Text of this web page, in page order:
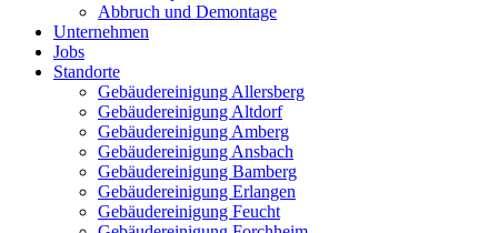
Abbruch und Demontage
Unternehmen
Jobs
Standorte
Gebäudereinigung Allersberg
Gebäudereinigung Altdorf
Gebäudereinigung Amberg
Gebäudereinigung Ansbach
Gebäudereinigung Bamberg
Gebäudereinigung Erlangen
Gebäudereinigung Feucht